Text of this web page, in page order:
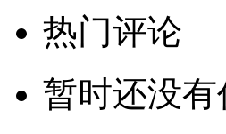
热门评论
暂时还没